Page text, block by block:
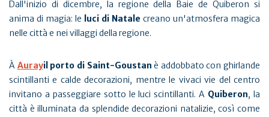
Dall'inizio di dicembre, la regione della Baie de Quiberon si
anima di magia: le luci di Natale creano un'atmosfera magica
nelle città e nei villaggi della regione.
À Aurayil porto di Saint-Goustan è addobbato con ghirlande
scintillanti e calde decorazioni, mentre le vivaci vie del centro
invitano a passeggiare sotto le luci scintillanti. A Quiberon, la
città è illuminata da splendide decorazioni natalizie, così come